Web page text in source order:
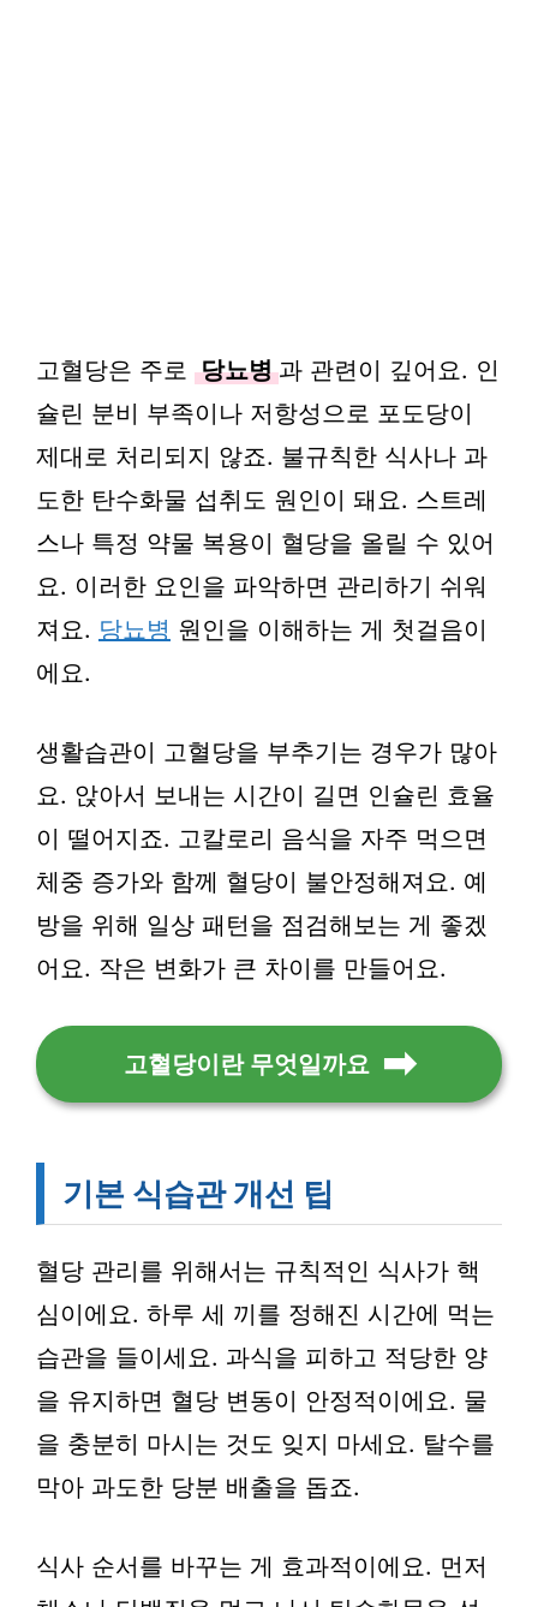
고혈당은 주로 당뇨병 과 관련이 깊어요. 인
슐린 분비 부족이나 저항성으로 포도당이
제대로 처리되지 않죠. 불규칙한 식사나 과
도한 탄수화물 섭취도 원인이 돼요. 스트레
스나 특정 약물 복용이 혈당을 올릴 수 있어
요. 이러한 요인을 파악하면 관리하기 쉬워
져요. 당뇨병 원인을 이해하는 게 첫걸음이
에요.
생활습관이 고혈당을 부추기는 경우가 많아
요. 앉아서 보내는 시간이 길면 인슐린 효율
이 떨어지죠. 고칼로리 음식을 자주 먹으면
체중 증가와 함께 혈당이 불안정해져요. 예
방을 위해 일상 패턴을 점검해보는 게 좋겠
어요. 작은 변화가 큰 차이를 만들어요.
고혈당이란 무엇일까요
기본 식습관 개선 팁
혈당 관리를 위해서는 규칙적인 식사가 핵
심이에요. 하루 세 끼를 정해진 시간에 먹는
습관을 들이세요. 과식을 피하고 적당한 양
을 유지하면 혈당 변동이 안정적이에요. 물
을 충분히 마시는 것도 잊지 마세요. 탈수를
막아 과도한 당분 배출을 돕죠.
식사 순서를 바꾸는 게 효과적이에요. 먼저